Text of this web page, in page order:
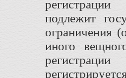
подлежит
ограничения
иного